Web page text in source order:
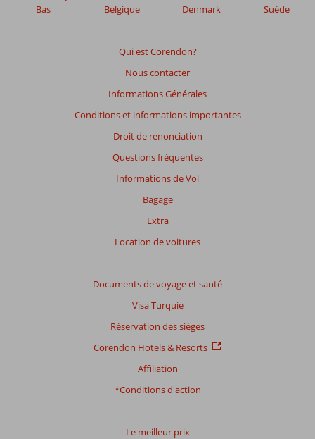
afin
Qui est Corendon?
Nous contacter
Informations Générales
Conditions et informations importantes
Droit de renonciation
Questions fréquentes
Informations de Vol
Bagage
Extra
Location de voitures
Documents de voyage et santé
Visa Turquie
Réservation des sièges
Corendon Hotels & Resorts
Affiliation
*Conditions d'action
Le meilleur prix
Bas
Belgique
Denmark
Suède